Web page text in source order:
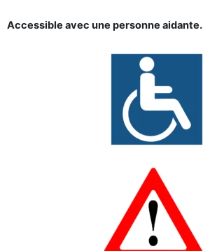
Accessible avec une personne aidante.